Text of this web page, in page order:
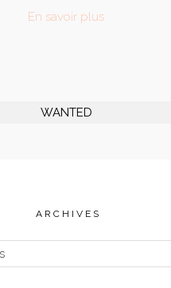
En savoir plus
WANTED
ARCHIVES